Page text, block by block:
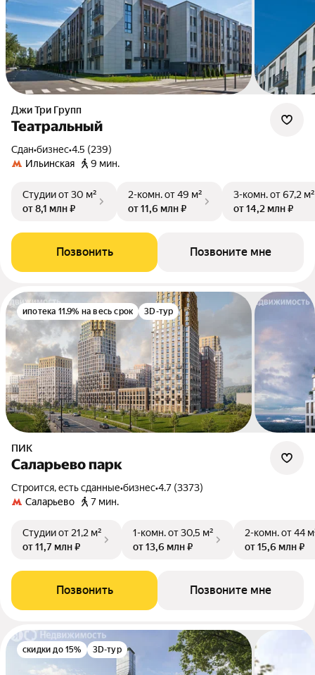
Джи Три Групп
Театральный
Сдан•бизнес•4.5 (239)
Ильинская
9 мин.
Студииот 30 м²
от 8,1 млн ₽
2-комн.от 49 м²
от 11,6 млн ₽
3-комн.от 67,2 м²
от 14,2 млн ₽
Позвонить Позвоните мне
ипотека 11.9% на весь срок 3D-тур
ПИК
Саларьево парк
Строится, есть сданные•бизнес•4.7 (3373)
Саларьево
7 мин.
Студииот 21,2 м²
от 11,7 млн ₽
1-комн.от 30,5 м²
от 13,6 млн ₽
2-комн.от 44
от 15,6 млн ₽
Позвонить Позвоните мне
скидки до 15% 3D-тур